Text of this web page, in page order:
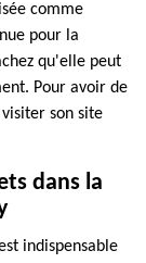
comme
pour la
qu'elle peut
Pour avoir de
son site
dans la
indispensable